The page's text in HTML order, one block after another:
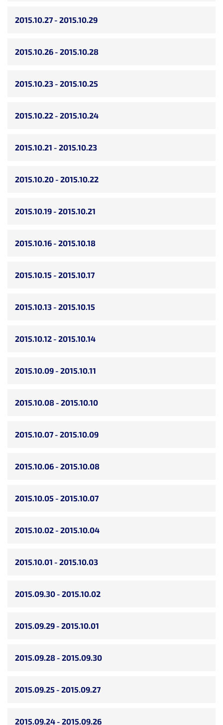
2015.09.24 - 2015.09.26
2015.09.25 - 2015.09.27
2015.09.28 - 2015.09.30
2015.09.29 - 2015.10.01
2015.09.30 - 2015.10.02
2015.10.01 - 2015.10.03
2015.10.02 - 2015.10.04
2015.10.05 - 2015.10.07
2015.10.06 - 2015.10.08
2015.10.07 - 2015.10.09
2015.10.08 - 2015.10.10
2015.10.09 - 2015.10.11
2015.10.12 - 2015.10.14
2015.10.13 - 2015.10.15
2015.10.15 - 2015.10.17
2015.10.16 - 2015.10.18
2015.10.19 - 2015.10.21
2015.10.20 - 2015.10.22
2015.10.21 - 2015.10.23
2015.10.22 - 2015.10.24
2015.10.23 - 2015.10.25
2015.10.26 - 2015.10.28
2015.10.27 - 2015.10.29